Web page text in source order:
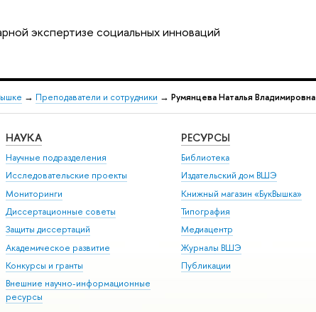
экспертизе социальных инноваций
→ Преподаватели и сотрудники → Румянцева Наталья Владимировна
НАУКА
Научные подразделения
Исследовательские проекты
Мониторинги
Диссертационные советы
Защиты диссертаций
Академическое развитие
Конкурсы и гранты
Внешние научно-информационные
ресурсы
РЕСУРСЫ
Библиотека
Издательский дом ВШЭ
Книжный магазин «БукВышка»
Типография
Медиацентр
Журналы ВШЭ
Публикации